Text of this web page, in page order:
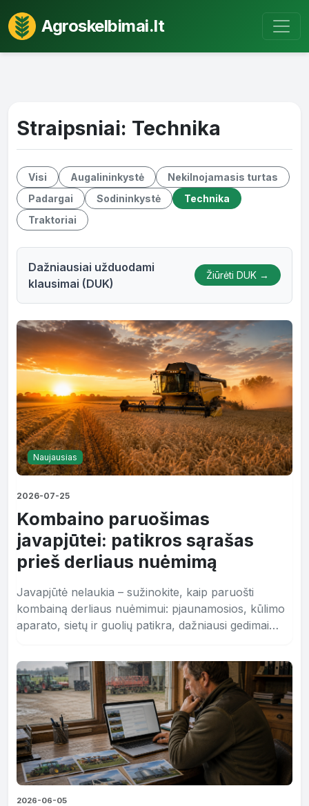
Agroskelbimai.lt
Straipsniai: Technika
Visi Augalininkystė
Nekilnojamasis turtas
Padargai
Sodininkystė
Technika
Traktoriai
Dažniausiai užduodami
klausimai (DUK)
Žiūrėti DUK →
Naujausias
2026-07-25
Kombaino paruošimas
javapjūtei: patikros sąrašas
prieš derliaus nuėmimą
Javapjūtė nelaukia – sužinokite, kaip paruošti
kombainą derliaus nuėmimui: pjaunamosios, kūlimo
aparato, sietų ir guolių patikra, dažniausi gedimai
2026-06-05